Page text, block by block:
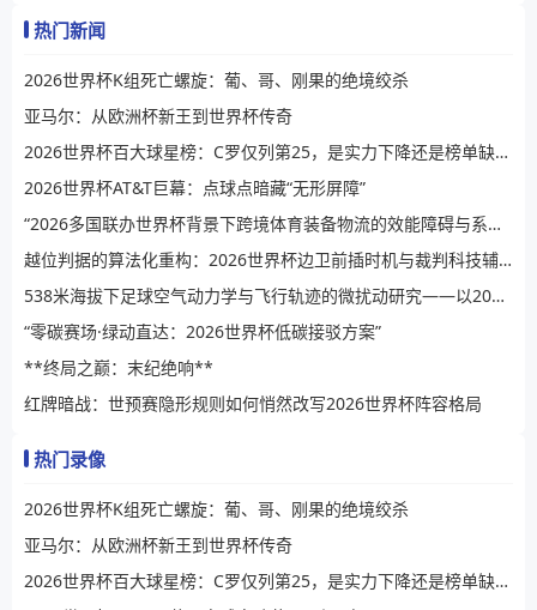
热门新闻
2026世界杯K组死亡螺旋：葡、哥、刚果的绝境绞杀
亚马尔：从欧洲杯新王到世界杯传奇
2026世界杯百大球星榜：C罗仅列第25，是实力下降还是榜单缺乏公信力？
2026世界杯AT&T巨幕：点球点暗藏“无形屏障”
“2026多国联办世界杯背景下跨境体育装备物流的效能障碍与系统性提升路径”
越位判据的算法化重构：2026世界杯边卫前插时机与裁判科技辅助决策的演进逻辑
538米海拔下足球空气动力学与飞行轨迹的微扰动研究——以2026世界杯BBVA球场为例
“零碳赛场·绿动直达：2026世界杯低碳接驳方案”
**终局之巅：末纪绝响**
红牌暗战：世预赛隐形规则如何悄然改写2026世界杯阵容格局
热门录像
2026世界杯K组死亡螺旋：葡、哥、刚果的绝境绞杀
亚马尔：从欧洲杯新王到世界杯传奇
2026世界杯百大球星榜：C罗仅列第25，是实力下降还是榜单缺乏公信力？